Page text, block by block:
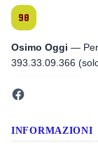
Osimo Oggi — Per
393.33.09.366
INFORMAZIONI